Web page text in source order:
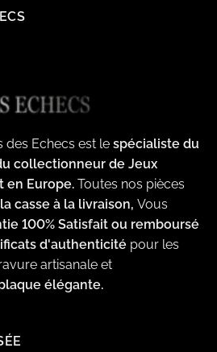
des Echecs est le spécialiste du
collectionneur de Jeux
en Europe. Toutes nos pièces
casse à la livraison, Vous
100% Satisfait ou remboursé
d'authenticité pour les
artisanale et
élégante.